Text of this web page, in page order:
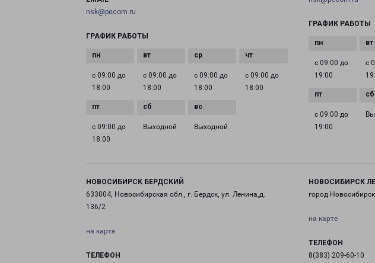
nsk@pecom.ru
ГРАФИК РАБОТЫ
с 09:00 до
18:00
с 09:00 до
18:00
с 09:00 до
18:00
с 09:00 до
18:00
с 09:00 до
18:00
Выходной Выходной
ГРАФИК РАБОТЫ
с 09:00 до
19:00
с
с 09:00 до
19:00
НОВОСИБИРСК БЕРДСКИЙ
633004, Новосибирская обл., г. Бердск, ул. Ленина,д.
136/2
на карте
ТЕЛЕФОН
НОВОСИБИРСК
город
на карте
ТЕЛЕФОН
8(383) 209-60-10